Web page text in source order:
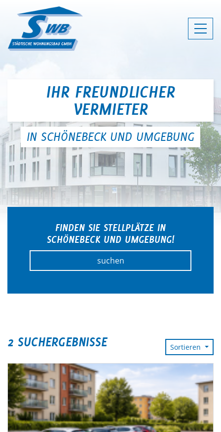
SWB SCHÖNEBECK - IHR
IHR FREUNDLICHER
VERMIETER
IN SCHÖNEBECK UND UMGEBUNG
FINDEN SIE STELLPLÄTZE IN
SCHÖNEBECK UND UMGEBUNG!
suchen
2 SUCHERGEBNISSE Sortieren